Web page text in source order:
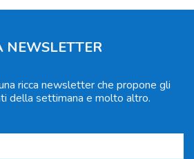
NEWSLETTER
ricca newsletter che propone gli
della settimana e molto altro.